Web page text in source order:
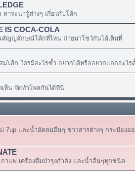
สาระน่ารู้ต่างๆ เกี่ยวกับโค้ก
IS COCA-COLA
นสัญญลักษณ์โค้กที่ไหน ถ่ายมาโชว์กันได้เต็มที่
โค้ก ใครมีอะไรซ้ำ อยากได้หรืออยากแลกอะไร
เห็น จัดทำโพลกันได้ที่นี่
7up และน้ำอัดลมอื่นๆ ข่าวสารต่างๆ กระป๋องอ
าแฟ เครื่องดื่มบำรุงกำลัง และน้ำอื่นๆทุกชนิด